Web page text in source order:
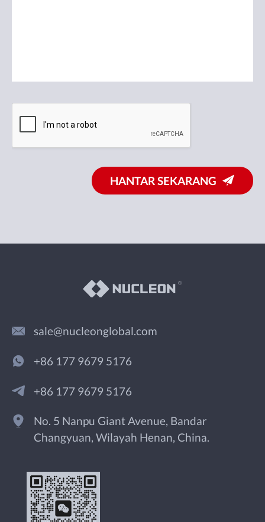
HANTAR SEKARANG
sale@nucleonglobal.com
+86 177 9679 5176
+86 177 9679 5176
No. 5 Nanpu Giant Avenue, Bandar
Changyuan, Wilayah Henan, China.